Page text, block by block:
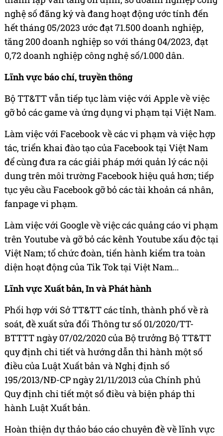
nghệ số đăng ký và đang hoạt động ước tính đến
hết tháng 05/2023 ước đạt 71.500 doanh nghiệp,
tăng 200 doanh nghiệp so với tháng 04/2023, đạt
0,72 doanh nghiệp công nghệ số/1.000 dân.
Lĩnh vực báo chí, truyền thông
Bộ TT&TT vẫn tiếp tục làm việc với Apple về việc
gỡ bỏ các game và ứng dụng vi phạm tại Việt Nam.
Làm việc với Facebook về các vi phạm và việc hợp
tác, triển khai đào tạo của Facebook tại Việt Nam
để cùng đưa ra các giải pháp mới quản lý các nội
dung trên môi trường Facebook hiệu quả hơn; tiếp
tục yêu cầu Facebook gỡ bỏ các tài khoản cá nhân,
fanpage vi phạm.
Làm việc với Google về việc các quảng cáo vi phạm
trên Youtube và gỡ bỏ các kênh Youtube xấu độc tại
Việt Nam; tổ chức đoàn, tiến hành kiểm tra toàn
diện hoạt động của Tik Tok tại Việt Nam...
Lĩnh vực Xuất bản, In và Phát hành
Phối hợp với Sở TT&TT các tỉnh, thành phố về rà
soát, đề xuất sửa đổi Thông tư số 01/2020/TT-
BTTTT ngày 07/02/2020 của Bộ trưởng Bộ TT&TT
quy định chi tiết và hướng dẫn thi hành một số
điều của Luật Xuất bản và Nghị định số
195/2013/NĐ-CP ngày 21/11/2013 của Chính phủ
Quy định chi tiết một số điều và biện pháp thi
hành Luật Xuất bản.
Hoàn thiện dự thảo báo cáo chuyên đề về lĩnh vực